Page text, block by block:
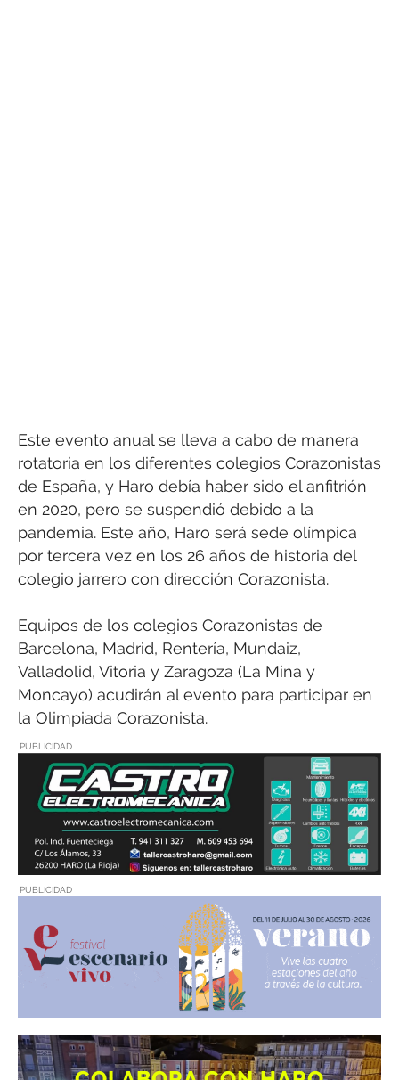
Este evento anual se lleva a cabo de manera
rotatoria en los diferentes colegios Corazonistas
de España, y Haro debía haber sido el anfitrión
en 2020, pero se suspendió debido a la
pandemia. Este año, Haro será sede olímpica
por tercera vez en los 26 años de historia del
colegio jarrero con dirección Corazonista.
Equipos de los colegios Corazonistas de
Barcelona, Madrid, Rentería, Mundaiz,
Valladolid, Vitoria y Zaragoza (La Mina y
Moncayo) acudirán al evento para participar en
la Olimpiada Corazonista.
PUBLICIDAD
PUBLICIDAD